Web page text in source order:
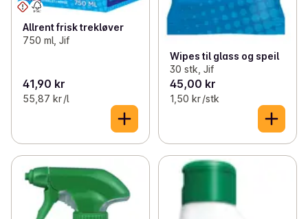
Allrent frisk trekløver
750 ml, Jif
41,90 kr
55,87 kr /l
Wipes til glass og speil
30 stk, Jif
45,00 kr
1,50 kr /stk